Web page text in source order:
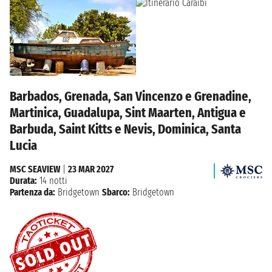
Barbados, Grenada, San Vincenzo e Grenadine,
Martinica, Guadalupa, Sint Maarten, Antigua e
Barbuda, Saint Kitts e Nevis, Dominica, Santa
Lucia
MSC SEAVIEW| 23 MAR 2027
Durata: 14 notti
Partenza da: Bridgetown Sbarco: Bridgetown